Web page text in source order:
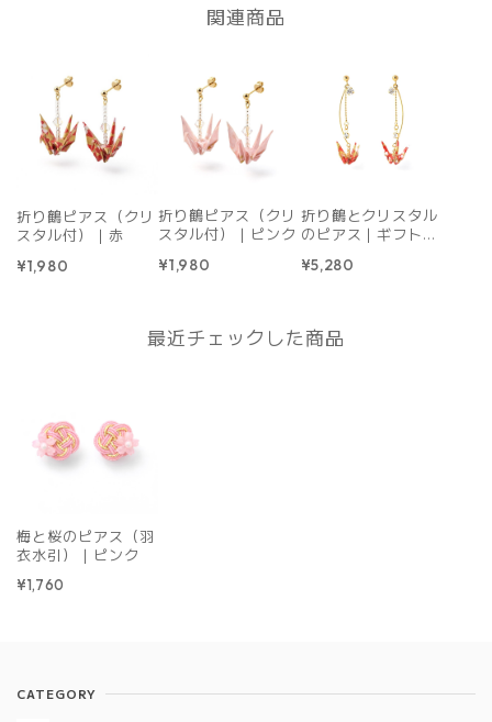
関連商品
折り鶴ピアス（クリ
スタル付）｜赤
¥1,980
折り鶴ピアス（クリ
スタル付）｜ピンク
¥1,980
折り鶴とクリスタル
のピアス｜ギフトボ
¥5,280
最近チェックした商品
梅と桜のピアス（羽
衣水引）｜ピンク
¥1,760
CATEGORY